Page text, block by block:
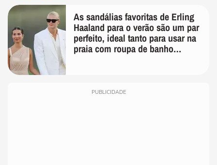
As sandálias favoritas de Erling
Haaland para o verão são um par
perfeito, ideal tanto para usar na
praia com roupa de banho
PUBLICIDADE